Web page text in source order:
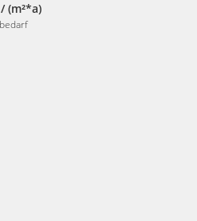
(m²*a)